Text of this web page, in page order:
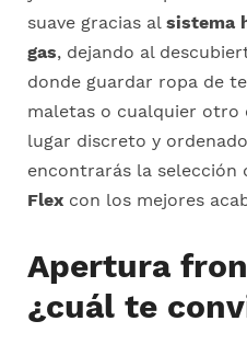
suave gracias al sistema
gas, dejando al
donde guardar ropa de
maletas o cualquier otro
lugar discreto y
encontrarás la selección
Flex con los mejores
Apertura
¿cuál te